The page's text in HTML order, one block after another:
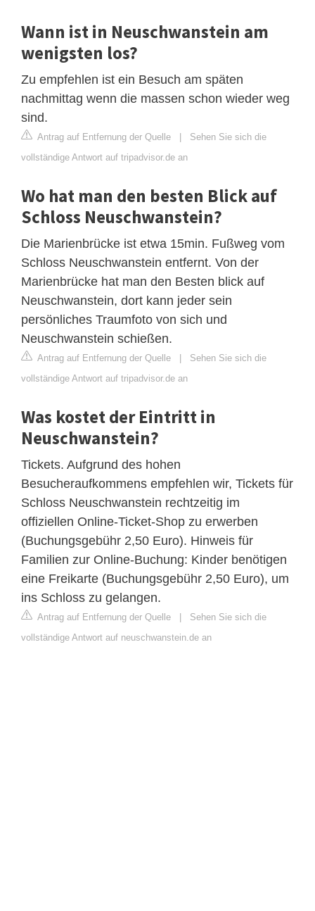
Wann ist in Neuschwanstein am
wenigsten los?
Zu empfehlen ist ein Besuch am späten
nachmittag wenn die massen schon wieder weg
sind.
Antrag auf Entfernung der Quelle | Sehen Sie sich die
vollständige Antwort auf tripadvisor.de an
Wo hat man den besten Blick auf
Schloss Neuschwanstein?
Die Marienbrücke ist etwa 15min. Fußweg vom
Schloss Neuschwanstein entfernt. Von der
Marienbrücke hat man den Besten blick auf
Neuschwanstein, dort kann jeder sein
persönliches Traumfoto von sich und
Neuschwanstein schießen.
Antrag auf Entfernung der Quelle | Sehen Sie sich die
vollständige Antwort auf tripadvisor.de an
Was kostet der Eintritt in
Neuschwanstein?
Tickets. Aufgrund des hohen
Besucheraufkommens empfehlen wir, Tickets für
Schloss Neuschwanstein rechtzeitig im
offiziellen Online-Ticket-Shop zu erwerben
(Buchungsgebühr 2,50 Euro). Hinweis für
Familien zur Online-Buchung: Kinder benötigen
eine Freikarte (Buchungsgebühr 2,50 Euro), um
ins Schloss zu gelangen.
Antrag auf Entfernung der Quelle | Sehen Sie sich die
vollständige Antwort auf neuschwanstein.de an